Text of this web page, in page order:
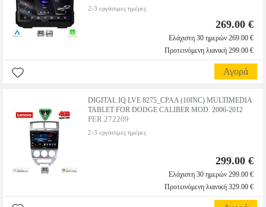
2-3 εργάσιμες ημέρες
269.00 €
Ελάχιστη 30 ημερών 269.00 €
Προτεινόμενη λιανική 299.00 €
Αγορά
DIGITAL IQ LVE 8275_CPAA (10INC) MULTIMEDIA
TABLET FOR DODGE CALIBER MOD. 2006-2012
PER.272209
2-3 εργάσιμες ημέρες
299.00 €
Ελάχιστη 30 ημερών 299.00 €
Προτεινόμενη λιανική 329.00 €